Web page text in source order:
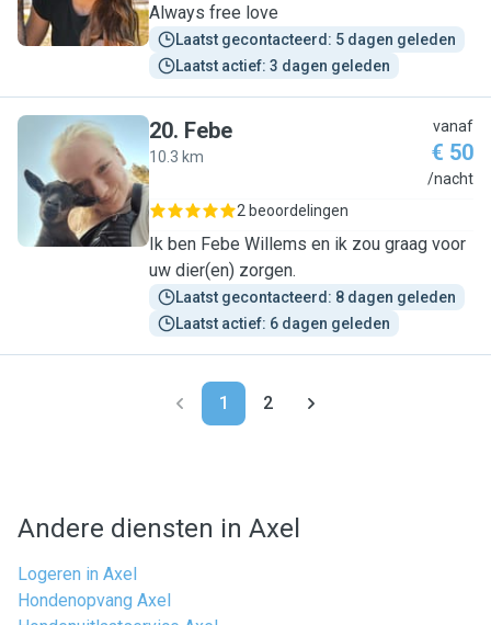
Always free love
Laatst gecontacteerd: 5 dagen geleden
Laatst actief: 3 dagen geleden
F
20. Febe
10.3 km
vanaf
€ 50
/nacht
2 beoordelingen
Ik ben Febe Willems en ik zou graag voor
uw dier(en) zorgen.
Laatst gecontacteerd: 8 dagen geleden
Laatst actief: 6 dagen geleden
1 2
Andere diensten in Axel
Logeren in Axel
Hondenopvang Axel